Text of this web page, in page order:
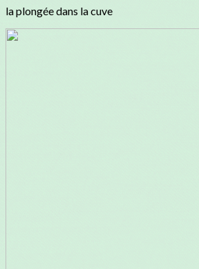
la plongée dans la cuve